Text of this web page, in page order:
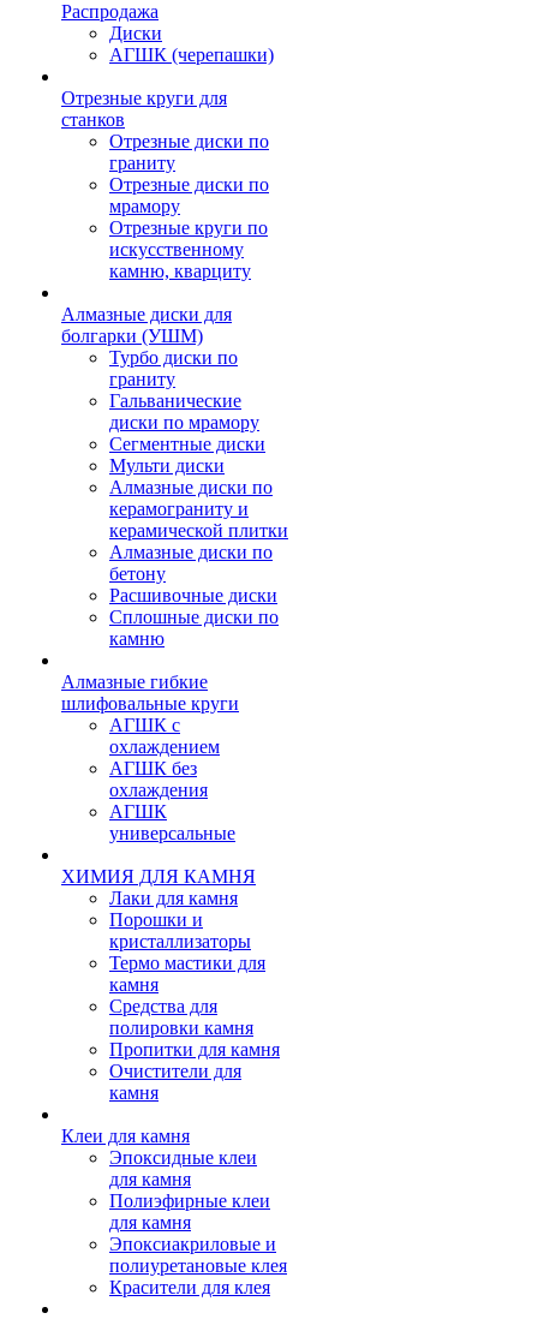
Распродажа
Диски
АГШК (черепашки)
Отрезные круги для
станков
Отрезные диски по
граниту
Отрезные диски по
мрамору
Отрезные круги по
искусственному
камню, кварциту
Алмазные диски для
болгарки (УШМ)
Турбо диски по
граниту
Гальванические
диски по мрамору
Сегментные диски
Мульти диски
Алмазные диски по
керамограниту и
керамической плитки
Алмазные диски по
бетону
Расшивочные диски
Сплошные диски по
камню
Алмазные гибкие
шлифовальные круги
АГШК с
охлаждением
АГШК без
охлаждения
АГШК
универсальные
ХИМИЯ ДЛЯ КАМНЯ
Лаки для камня
Порошки и
кристаллизаторы
Термо мастики для
камня
Средства для
полировки камня
Пропитки для камня
Очистители для
камня
Клеи для камня
Эпоксидные клеи
для камня
Полиэфирные клеи
для камня
Эпоксиакриловые и
полиуретановые клея
Красители для клея